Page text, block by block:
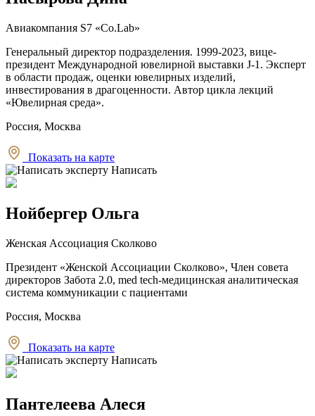
Авиакомпания S7 «Co.Lab»
Генеральный директор подразделения. 1999-2023, вице-
президент Международной ювелирной выставки J-1. Эксперт
в области продаж, оценки ювелирных изделий,
инвестирования в драгоценности. Автор цикла лекций
«Ювелирная среда».
Россия, Москва
Показать на карте
Написать
Нойбергер Ольга
Женская Ассоциация Сколково
Президент «Женской Ассоциации Сколково», Член совета
директоров Забота 2.0, med tech-медицинская аналитическая
система коммуникации с пациентами
Россия, Москва
Показать на карте
Написать
Пантелеева Алеся